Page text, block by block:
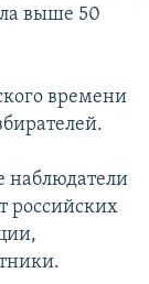
выше 50
времени
наблюдатели
российских